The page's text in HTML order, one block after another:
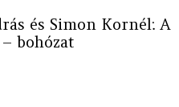
és Simon Kornél: A
bohózat